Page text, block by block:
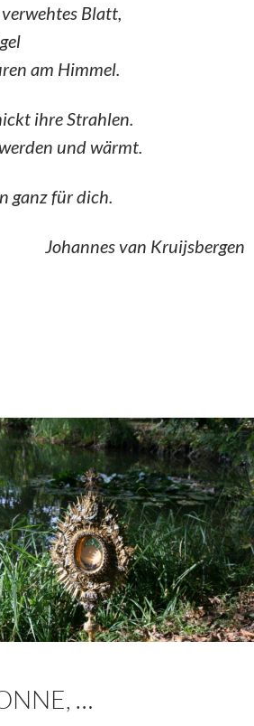
Blatt,
am Himmel.
ihre Strahlen.
und wärmt.
ganz für dich.
Johannes van Kruijsbergen
…